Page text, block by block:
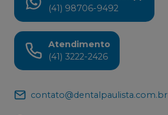
(41) 98706-9492
Atendimento
(41) 3222-2426
contato@dentalpaulista.com.br